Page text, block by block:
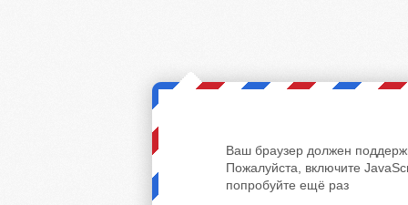
Ваш браузер должен
Пожалуйста, включите
попробуйте ещё раз